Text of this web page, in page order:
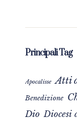
Principali Tag
Apocalisse Atti
Benedizione
Dio Diocesi